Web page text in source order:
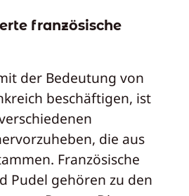
französische
der Bedeutung von
beschäftigen, ist
die aus
Französische
Pudel gehören zu den